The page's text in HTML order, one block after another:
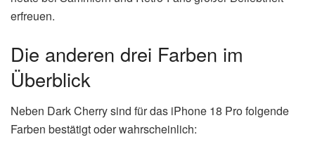
erfreuen.
Die anderen drei Farben im
Überblick
Neben Dark Cherry sind für das iPhone 18 Pro folgende
Farben bestätigt oder wahrscheinlich: